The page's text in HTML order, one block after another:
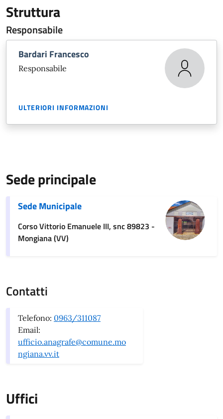
Struttura
Responsabile
Bardari Francesco
Responsabile
ULTERIORI INFORMAZIONI
Sede principale
Sede Municipale
Corso Vittorio Emanuele III, snc 89823 -
Mongiana (VV)
Contatti
Telefono: 0963/311087
Email:
ufficio.anagrafe@comune.mo
ngiana.vv.it
Uffici